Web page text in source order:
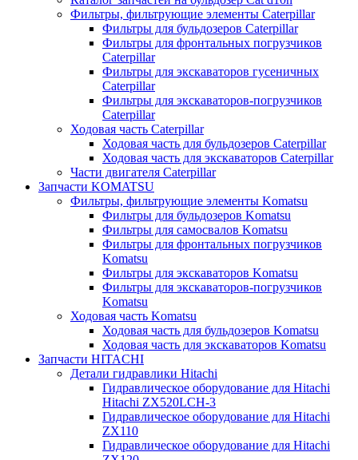
Фильтры, фильтрующие элементы Caterpillar
Фильтры для бульдозеров Caterpillar
Фильтры для фронтальных погрузчиков
Caterpillar
Фильтры для экскаваторов гусеничных
Caterpillar
Фильтры для экскаваторов-погрузчиков
Caterpillar
Ходовая часть Caterpillar
Ходовая часть для бульдозеров Caterpillar
Ходовая часть для экскаваторов Caterpillar
Части двигателя Caterpillar
Запчасти KOMATSU
Фильтры, фильтрующие элементы Komatsu
Фильтры для бульдозеров Komatsu
Фильтры для самосвалов Komatsu
Фильтры для фронтальных погрузчиков
Komatsu
Фильтры для экскаваторов Komatsu
Фильтры для экскаваторов-погрузчиков
Komatsu
Ходовая часть Komatsu
Ходовая часть для бульдозеров Komatsu
Ходовая часть для экскаваторов Komatsu
Запчасти HITACHI
Детали гидравлики Hitachi
Гидравлическое оборудование для Hitachi
Hitachi ZX520LCH-3
Гидравлическое оборудование для Hitachi
ZX110
Гидравлическое оборудование для Hitachi